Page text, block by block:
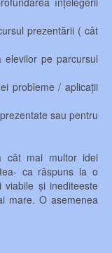
prezentării ( cât
elevilor pe parcursul
probleme / aplicații
sau pentru
cât mai multor idei
ca răspuns la o
și inediteeste
mare. O asemenea